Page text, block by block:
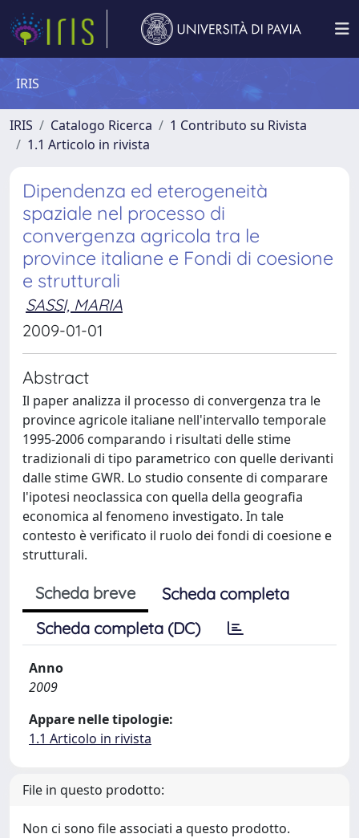
IRIS
IRIS Catalogo Ricerca
1 Contributo su Rivista
1.1 Articolo in rivista
Dipendenza ed eterogeneità
spaziale nel processo di
convergenza agricola tra le
province italiane e Fondi di coesione
e strutturali
SASSI, MARIA
2009-01-01
Abstract
Il paper analizza il processo di convergenza tra le
province agricole italiane nell'intervallo temporale
1995-2006 comparando i risultati delle stime
tradizionali di tipo parametrico con quelle derivanti
dalle stime GWR. Lo studio consente di comparare
l'ipotesi neoclassica con quella della geografia
economica al fenomeno investigato. In tale
contesto è verificato il ruolo dei fondi di coesione e
strutturali.
Scheda breve
Scheda completa
Scheda completa (DC)
Anno
2009
Appare nelle tipologie:
1.1 Articolo in rivista
File in questo prodotto:
Non ci sono file associati a questo prodotto.